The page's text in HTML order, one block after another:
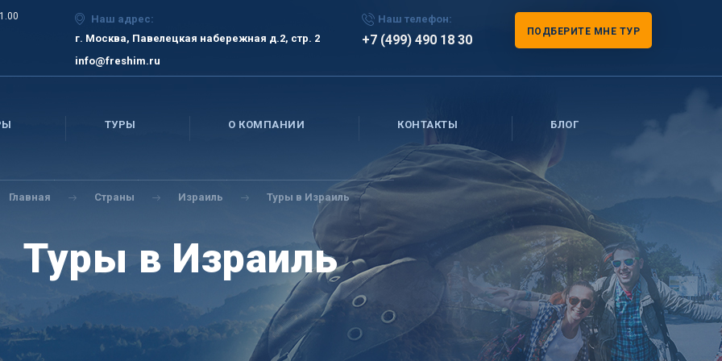
Наш адрес:
г. Москва, Павелецкая набережная д.2, стр. 2
info@freshim.ru
Наш телефон:
+7 (499) 490 18 30
ПОДБЕРИТЕ МНЕ ТУР
ТУРЫ О КОМПАНИИ КОНТАКТЫ БЛОГ
Главная Страны Израиль Туры в Израиль
Туры в Израиль